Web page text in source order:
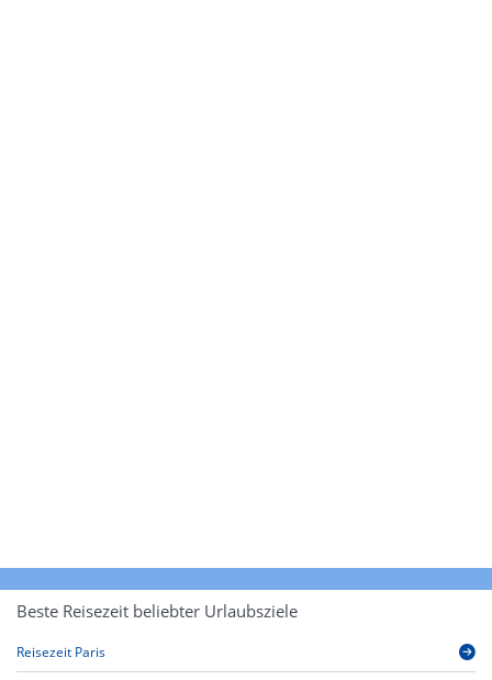
Beste Reisezeit beliebter Urlaubsziele
Reisezeit Paris